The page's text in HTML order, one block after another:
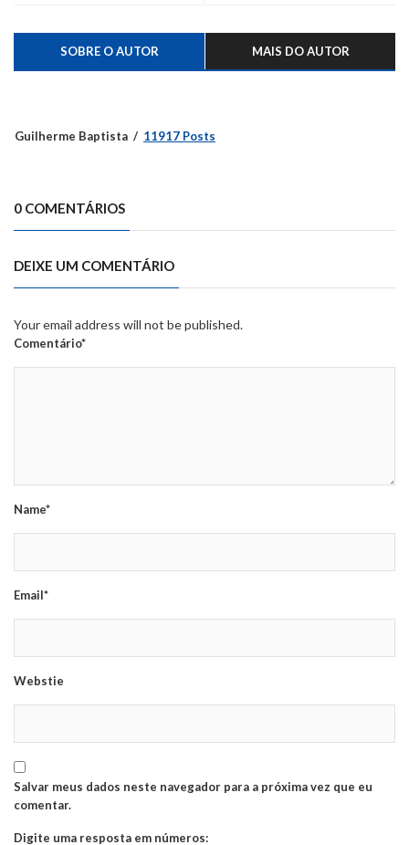
SOBRE O AUTOR MAIS DO AUTOR
Guilherme Baptista 11917 Posts
0 COMENTÁRIOS
DEIXE UM COMENTÁRIO
Your email address will not be published.
Comentário*
Name*
Email*
Webstie
Salvar meus dados neste navegador para a próxima vez que eu
comentar.
Digite uma resposta em números: